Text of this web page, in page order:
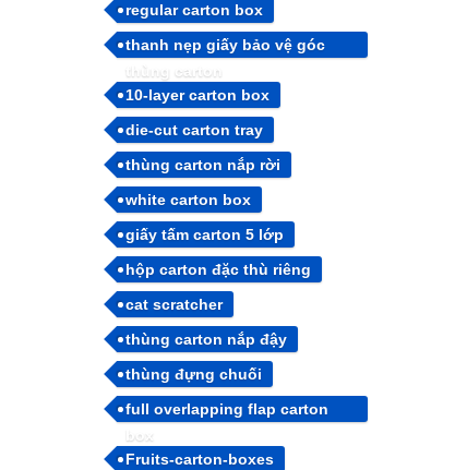
regular carton box
thanh nẹp giấy bảo vệ góc
thùng carton
10-layer carton box
die-cut carton tray
thùng carton nắp rời
white carton box
giấy tấm carton 5 lớp
hộp carton đặc thù riêng
cat scratcher
thùng carton nắp đậy
thùng đựng chuối
full overlapping flap carton
box
Fruits-carton-boxes